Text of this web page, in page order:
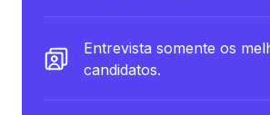
Entrevista somente os
candidatos.